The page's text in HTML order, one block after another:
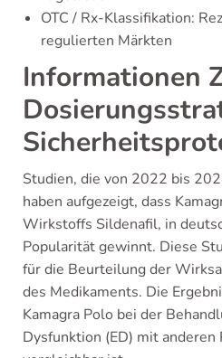
OTC / Rx-Klassifikation:
regulierten Märkten
Informationen
Studien, die von 2022 bis
haben aufgezeigt, dass
Wirkstoffs Sildenafil, in
Popularität gewinnt. Diese
für die Beurteilung der
des Medikaments. Die
Kamagra Polo bei der
Dysfunktion (ED) mit